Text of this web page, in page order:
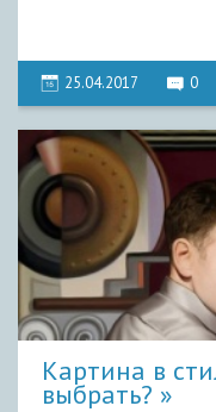
25.04.2017 0
Картина в
выбрать?